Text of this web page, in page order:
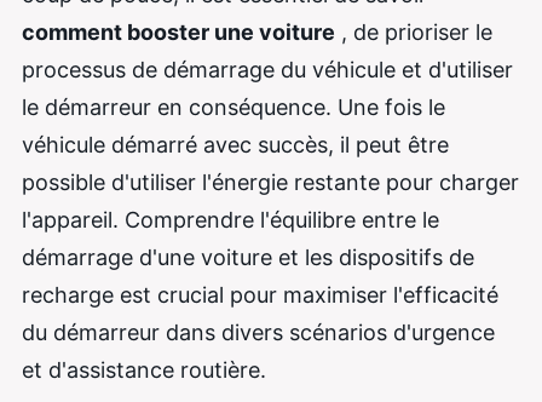
comment booster une voiture , de prioriser le
processus de démarrage du véhicule et d'utiliser
le démarreur en conséquence. Une fois le
véhicule démarré avec succès, il peut être
possible d'utiliser l'énergie restante pour charger
l'appareil. Comprendre l'équilibre entre le
démarrage d'une voiture et les dispositifs de
recharge est crucial pour maximiser l'efficacité
du démarreur dans divers scénarios d'urgence
et d'assistance routière.